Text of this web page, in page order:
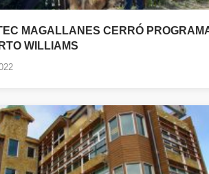
MAGALLANES CERRÓ
WILLIAMS